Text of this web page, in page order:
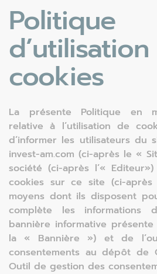
Politique
cookies
La présente Politique en
relative à l’utilisation de
d’informer les utilisateurs du
invest-am.com (ci-après le «
société (ci-après l’«
cookies sur ce site (ci-après
moyens dont ils disposent
complète les informations
bannière informative
la « Bannière ») et de
consentements au dépôt de
Outil de gestion des